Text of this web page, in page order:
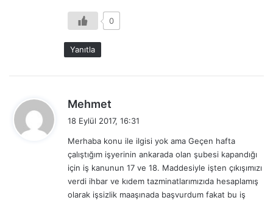
0
Yanıtla
Mehmet
i
k
i
:
18 Eylül 2017, 16:31
Merhaba konu ile ilgisi yok ama Geçen hafta
çalıştığım işyerinin ankarada olan şubesi kapandığı
için iş kanunun 17 ve 18. Maddesiyle işten çıkışımızı
verdi ihbar ve kıdem tazminatlarımızıda hesaplamış
olarak işsizlik maaşınada başvurdum fakat bu iş